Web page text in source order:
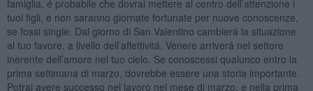
famiglia, é probabile che dovrai mettere al centro dell’attenzione i
tuoi figli, e non saranno giornate fortunate per nuove conoscenze,
se fossi single. Dal giorno di San Valentino cambierá la situazione
al tuo favore, a livello dell’affettivitá, Venere arriverá nel settore
inerente dell’amore nel tuo cielo. Se conoscessi qualunco entro la
prima settimana di marzo, dovrebbe essere una storia importante.
Potrai avere successo nel lavoro nel mese di marzo, e nella prima